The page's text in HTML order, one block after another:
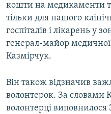
кошти на медикаменти
тільки для нашого
госпіталів і лікарень у
генерал-майор
Казмірчук.
Він також відзначив
волонтерок. За словами
волонтерці